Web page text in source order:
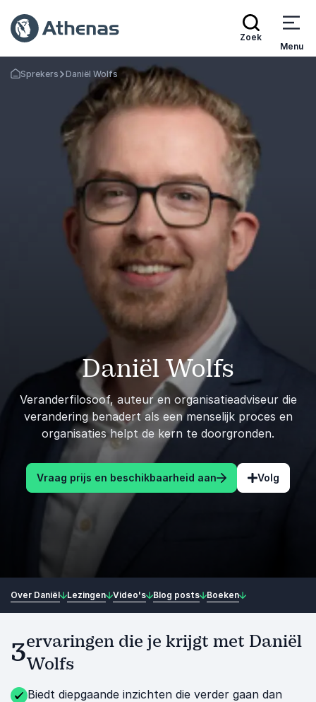
Zoek
Menu
Terug naar de startpagina
Sprekers Daniël Wolfs
Daniël Wolfs
Veranderfilosoof, auteur en organisatieadviseur die
verandering benadert als een menselijk proces en
organisaties helpt de kern te doorgronden.
Vraag prijs en beschikbaarheid aan Volg
Over Daniël Lezingen Video's Blog posts Boeken
3ervaringen die je krijgt met Daniël
Wolfs
Biedt diepgaande inzichten die verder gaan dan